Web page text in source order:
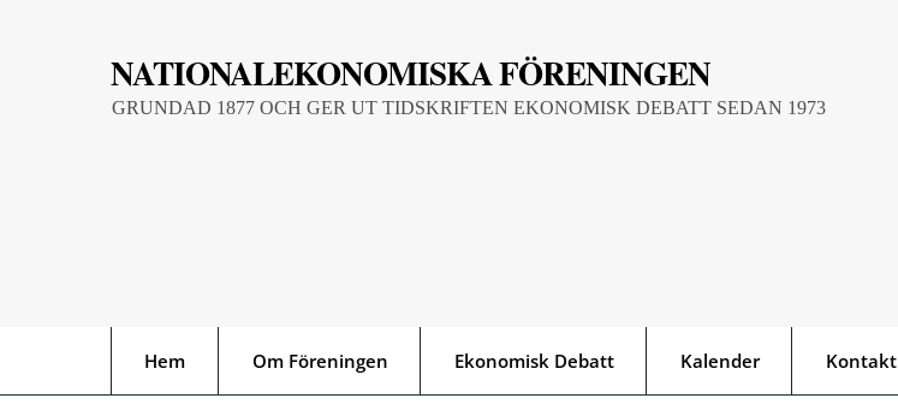
NATIONALEKONOMISKA FÖRENINGEN
GRUNDAD 1877 OCH GER UT TIDSKRIFTEN EKONOMISK DEBATT SEDAN 1973
Hem Om Föreningen Ekonomisk Debatt Kalender Kontakt